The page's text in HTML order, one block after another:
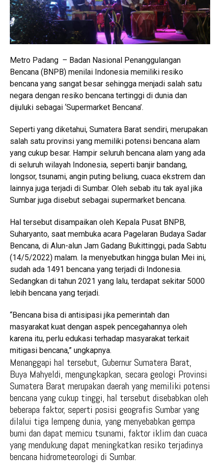
Metro Padang – Badan Nasional Penanggulangan
Bencana (BNPB) menilai Indonesia memiliki resiko
bencana yang sangat besar sehingga menjadi salah satu
negara dengan resiko bencana tertinggi di dunia dan
dijuluki sebagai ‘Supermarket Bencana’.
Seperti yang diketahui, Sumatera Barat sendiri, merupakan
salah satu provinsi yang memiliki potensi bencana alam
yang cukup besar. Hampir seluruh bencana alam yang ada
di seluruh wilayah Indonesia, seperti banjir bandang,
longsor, tsunami, angin puting beliung, cuaca ekstrem dan
lainnya juga terjadi di Sumbar. Oleh sebab itu tak ayal jika
Sumbar juga disebut sebagai supermarket bencana.
Hal tersebut disampaikan oleh Kepala Pusat BNPB,
Suharyanto, saat membuka acara Pagelaran Budaya Sadar
Bencana, di Alun-alun Jam Gadang Bukittinggi, pada Sabtu
(14/5/2022) malam. Ia menyebutkan hingga bulan Mei ini,
sudah ada 1491 bencana yang terjadi di Indonesia.
Sedangkan di tahun 2021 yang lalu, terdapat sekitar 5000
lebih bencana yang terjadi.
“Bencana bisa di antisipasi jika pemerintah dan
masyarakat kuat dengan aspek pencegahannya oleh
karena itu, perlu edukasi terhadap masyarakat terkait
mitigasi bencana,” ungkapnya.
Menanggapi hal tersebut, Gubernur Sumatera Barat,
Buya Mahyeldi, mengungkapkan, secara geologi Provinsi
Sumatera Barat merupakan daerah yang memiliki potensi
bencana yang cukup tinggi, hal tersebut disebabkan oleh
beberapa faktor, seperti posisi geografis Sumbar yang
dilalui tiga lempeng dunia, yang menyebabkan gempa
bumi dan dapat memicu tsunami, faktor iklim dan cuaca
yang mendukung dapat meningkatkan resiko terjadinya
bencana hidrometeorologi di Sumbar.